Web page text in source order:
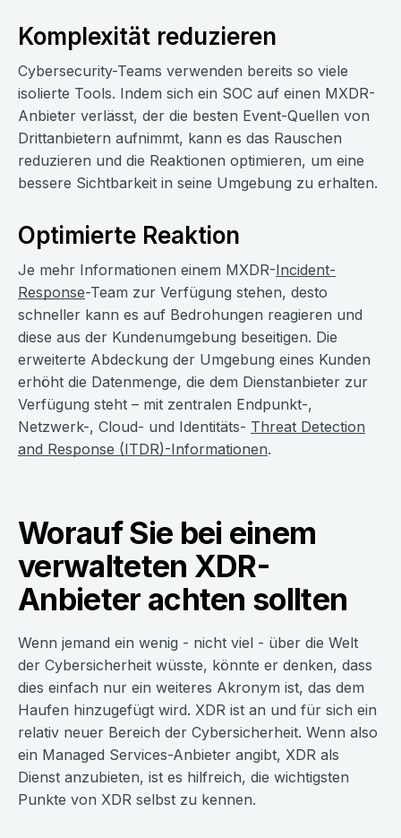
Komplexität reduzieren
Cybersecurity-Teams verwenden bereits so viele
isolierte Tools. Indem sich ein SOC auf einen MXDR-
Anbieter verlässt, der die besten Event-Quellen von
Drittanbietern aufnimmt, kann es das Rauschen
reduzieren und die Reaktionen optimieren, um eine
bessere Sichtbarkeit in seine Umgebung zu erhalten.
Optimierte Reaktion
Je mehr Informationen einem MXDR-Incident-
Response-Team zur Verfügung stehen, desto
schneller kann es auf Bedrohungen reagieren und
diese aus der Kundenumgebung beseitigen. Die
erweiterte Abdeckung der Umgebung eines Kunden
erhöht die Datenmenge, die dem Dienstanbieter zur
Verfügung steht – mit zentralen Endpunkt-,
Netzwerk-, Cloud- und Identitäts- Threat Detection
and Response (ITDR)-Informationen.
Worauf Sie bei einem
verwalteten XDR-
Anbieter achten sollten
Wenn jemand ein wenig - nicht viel - über die Welt
der Cybersicherheit wüsste, könnte er denken, dass
dies einfach nur ein weiteres Akronym ist, das dem
Haufen hinzugefügt wird. XDR ist an und für sich ein
relativ neuer Bereich der Cybersicherheit. Wenn also
ein Managed Services-Anbieter angibt, XDR als
Dienst anzubieten, ist es hilfreich, die wichtigsten
Punkte von XDR selbst zu kennen.